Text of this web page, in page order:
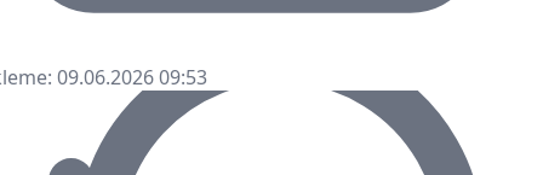
09.06.2026 09:53